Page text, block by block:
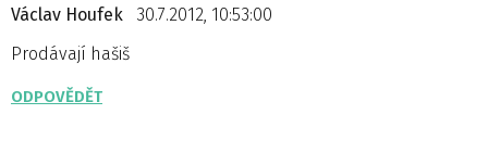
Václav Houfek
30.7.2012, 10:53:00
Prodávají hašiš
ODPOVĚDĚT